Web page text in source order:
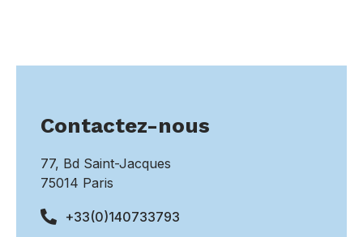
Contactez-nous
77, Bd Saint-Jacques
75014 Paris
+33(0)140733793